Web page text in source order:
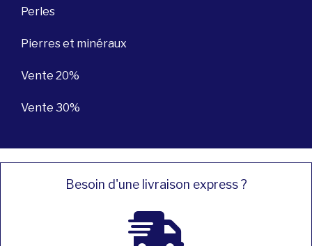
Perles
Pierres et minéraux
Vente 20%
Vente 30%
Besoin d'une livraison express ?